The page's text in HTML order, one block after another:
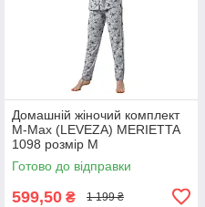
Домашній жіночий комплект
M-Max (LEVEZA) MERIETTA
1098 розмір М
Готово до відправки
599,50 ₴ 1 199 ₴